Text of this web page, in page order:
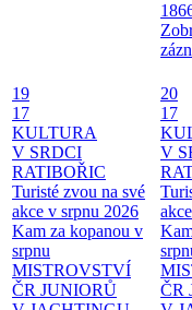
19
17
KULTURA
V SRDCI
RATIBOŘIC
Turisté zvou na své
akce v srpnu 2026
Kam za kopanou v
srpnu
MISTROVSTVÍ
ČR JUNIORŮ
20
17
V
ČR